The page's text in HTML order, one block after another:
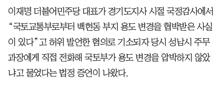
이재명 더불어민주당 대표가 경기도지사 시절 국정감사에서
“국토교통부로부터 백현동 부지 용도 변경을 협박받은 사실
이 있다”고 허위 발언한 혐의로 기소되자 당시 성남시 주무
과장에게 직접 전화해 국토부가 용도 변경을 압박하지 않았
냐고 물었다는 법정 증언이 나왔다.